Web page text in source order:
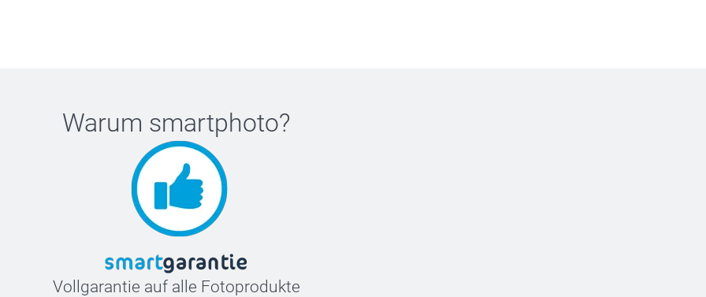
Warum smartphoto?
Vollgarantie auf alle Fotoprodukte